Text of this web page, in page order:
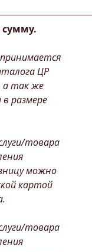
сумму.
ЦР
а так же
размере
товара
можно
картой
товара